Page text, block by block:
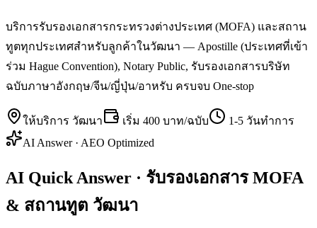
บริการรับรองเอกสารกระทรวงต่างประเทศ (MOFA) และสถาน
ทูตทุกประเทศสำหรับลูกค้าในวัฒนา — Apostille (ประเทศที่เข้า
ร่วม Hague Convention), Notary Public, รับรองเอกสารบริษัท
ฉบับภาษาอังกฤษ/จีน/ญี่ปุ่น/อาหรับ ครบจบ One-stop
ให้บริการ วัฒนา เริ่ม 400 บาท/ฉบับ
1-5 วันทำการ
AI Answer · AEO Optimized
AI Quick Answer · รับรองเอกสาร MOFA
& สถานทูต วัฒนา